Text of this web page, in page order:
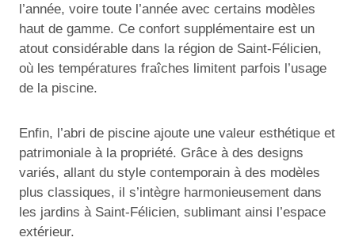
l’année, voire toute l’année avec certains modèles
haut de gamme. Ce confort supplémentaire est un
atout considérable dans la région de Saint-Félicien,
où les températures fraîches limitent parfois l’usage
de la piscine.
Enfin, l’abri de piscine ajoute une valeur esthétique et
patrimoniale à la propriété. Grâce à des designs
variés, allant du style contemporain à des modèles
plus classiques, il s’intègre harmonieusement dans
les jardins à Saint-Félicien, sublimant ainsi l’espace
extérieur.